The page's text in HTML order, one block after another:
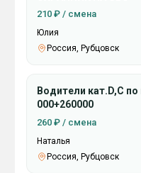
210 ₽ / смена
Юлия
Россия, Рубцовск
Водители кат.D,C
000+260000
260 ₽ / смена
Наталья
Россия, Рубцовск